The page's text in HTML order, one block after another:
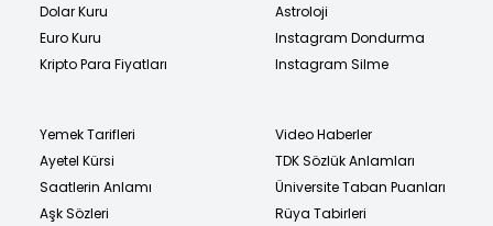
Dolar Kuru
Euro Kuru
Kripto Para Fiyatları
Astroloji
Instagram Dondurma
Instagram Silme
Yemek Tarifleri
Ayetel Kürsi
Saatlerin Anlamı
Aşk Sözleri
Video Haberler
TDK Sözlük Anlamları
Üniversite Taban Puanları
Rüya Tabirleri